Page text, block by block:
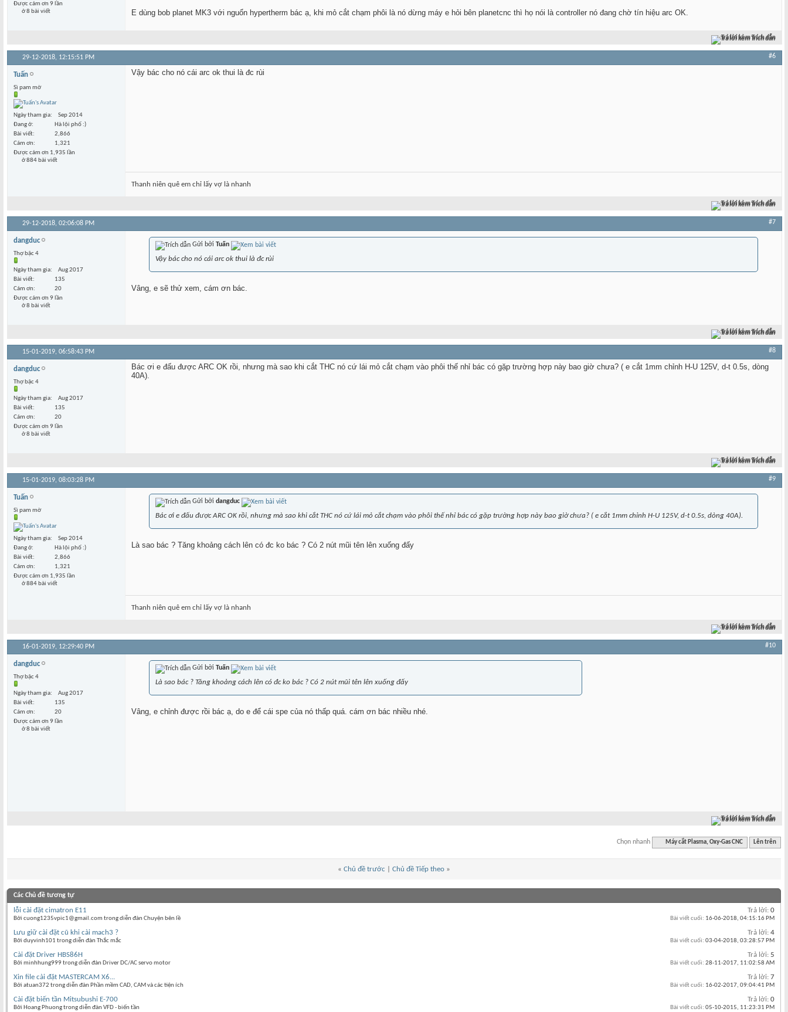
Được cám ơn 9 lần
ở 8 bài viết
E dùng bob planet MK3 với nguổn hypertherm bác ạ, khi mỏ cắt chạm phôi là nó dừng máy e hỏi bên planetcnc thì họ nói là controller nó đang chờ tín hiệu arc OK.
Trả lời kèm Trích dẫn
29-12-2018, 12:15:51 PM #6
Tuấn
Sì pam mờ
Ngày tham gia
Sep 2014
Đang ở
Hà lội phố :)
Bài viết
2,866
Cám ơn
1,321
Được cám ơn 1,935 lần
ở 884 bài viết
Vậy bác cho nó cái arc ok thui là đc rùi
Thanh niên quê em chỉ lấy vợ là nhanh
Trả lời kèm Trích dẫn
29-12-2018, 02:06:08 PM #7
dangduc
Thợ bậc 4
Ngày tham gia
Aug 2017
Bài viết
135
Cám ơn
20
Được cám ơn 9 lần
ở 8 bài viết
Gửi bởi Tuấn
Vậy bác cho nó cái arc ok thui là đc rùi
Vâng, e sẽ thử xem, cám ơn bác.
Trả lời kèm Trích dẫn
15-01-2019, 06:58:43 PM #8
dangduc
Thợ bậc 4
Ngày tham gia
Aug 2017
Bài viết
135
Cám ơn
20
Được cám ơn 9 lần
ở 8 bài viết
Bác ơi e đấu được ARC OK rồi, nhưng mà sao khi cắt THC nó cứ lái mỏ cắt chạm vào phôi thế nhỉ bác có gặp trường hợp này bao giờ chưa? ( e cắt 1mm chỉnh H-U 125V, d-t 0.5s, dòng
40A).
Trả lời kèm Trích dẫn
15-01-2019, 08:03:28 PM #9
Tuấn
Sì pam mờ
Ngày tham gia
Sep 2014
Đang ở
Hà lội phố :)
Bài viết
2,866
Cám ơn
1,321
Được cám ơn 1,935 lần
ở 884 bài viết
Gửi bởi dangduc
Bác ơi e đấu được ARC OK rồi, nhưng mà sao khi cắt THC nó cứ lái mỏ cắt chạm vào phôi thế nhỉ bác có gặp trường hợp này bao giờ chưa? ( e cắt 1mm chỉnh H-U 125V, d-t 0.5s, dòng 40A).
Là sao bác ? Tăng khoảng cách lên có đc ko bác ? Có 2 nút mũi tên lên xuống đấy
Thanh niên quê em chỉ lấy vợ là nhanh
Trả lời kèm Trích dẫn
16-01-2019, 12:29:40 PM #10
dangduc
Thợ bậc 4
Ngày tham gia
Aug 2017
Bài viết
135
Cám ơn
20
Được cám ơn 9 lần
ở 8 bài viết
Gửi bởi Tuấn
Là sao bác ? Tăng khoảng cách lên có đc ko bác ? Có 2 nút mũi tên lên xuống đấy
Vâng, e chỉnh được rồi bác ạ, do e để cái spe của nó thấp quá. cám ơn bác nhiều nhé.
Trả lời kèm Trích dẫn
Chọn nhanh Máy cắt Plasma, Oxy-Gas CNC Lên trên
« Chủ đề trước Chủ đề Tiếp theo »
Các Chủ đề tương tự
lỗi cài đặt cimatron E11
Bởi cuong1235vpic1@gmail.com trong diễn đàn Chuyện bên lề
Trả lời: 0
Bài viết cuối: 16-06-2018, 04:15:16 PM
Lưu giữ cài đặt cũ khi cài mach3 ?
Bởi duyvinh101 trong diễn đàn Thắc mắc
Trả lời: 4
Bài viết cuối: 03-04-2018, 03:28:57 PM
Cài đặt Driver HBS86H
Bởi minhhung999 trong diễn đàn Driver DC/AC servo motor
Trả lời: 5
Bài viết cuối: 28-11-2017, 11:02:58 AM
Xin file cài đặt MASTERCAM X6...
Bởi atuan372 trong diễn đàn Phần mềm CAD, CAM và các tiện ích
Trả lời: 7
Bài viết cuối: 16-02-2017, 09:04:41 PM
Cài đặt biến tần Mitsubushi E-700
Bởi Hoang Phuong trong diễn đàn VFD - biến tần
Trả lời: 0
Bài viết cuối: 05-10-2015, 11:23:31 PM